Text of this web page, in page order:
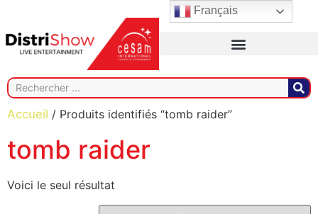
Accueil / Produits identifiés “tomb raider”
tomb raider
Voici le seul résultat
Français